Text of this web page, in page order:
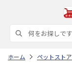
ホーム ペットストア